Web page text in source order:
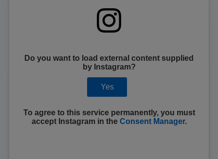
Do you want to load external content supplied
by Instagram?
Yes
To agree to this service permanently, you must
accept Instagramin the Consent Manager.